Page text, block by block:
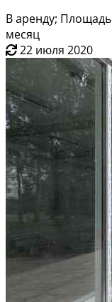
В аренду;
месяц
22 июля 2020